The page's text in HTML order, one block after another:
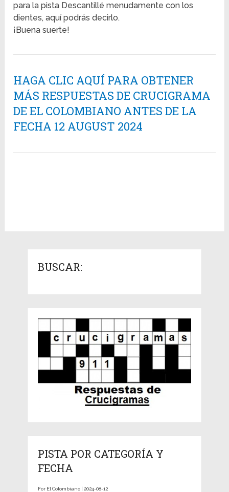
para la pista Descantillé menudamente con los
dientes, aquí podrás decirlo.
¡Buena suerte!
HAGA CLIC AQUÍ PARA OBTENER
MÁS RESPUESTAS DE CRUCIGRAMA
DE EL COLOMBIANO ANTES DE LA
FECHA 12 AUGUST 2024
BUSCAR:
PISTA POR CATEGORÍA Y
FECHA
For El Colombiano | 2024-08-12